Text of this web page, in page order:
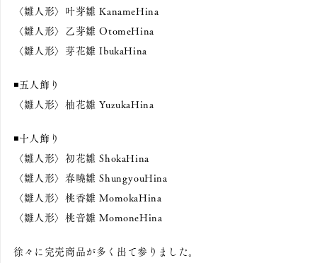
〈雛人形〉叶芽雛 KanameHina
〈雛人形〉乙芽雛 OtomeHina
〈雛人形〉芽花雛 IbukaHina
◾️五人飾り
〈雛人形〉柚花雛 YuzukaHina
◾️十人飾り
〈雛人形〉初花雛 ShokaHina
〈雛人形〉春曉雛 ShungyouHina
〈雛人形〉桃香雛 MomokaHina
〈雛人形〉桃音雛 MomoneHina
徐々に完売商品が多く出て参りました。